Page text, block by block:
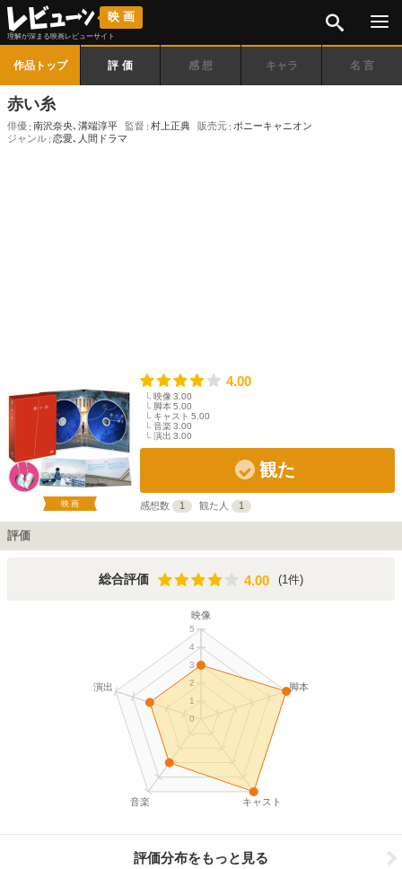
映画
理解が深まる映画レビューサイト
作品トップ 評価 感想 キャラ 名言
赤い糸
俳優 南沢奈央､ 溝端淳平 監督 村上正典 販売元
ポニーキャニオン
ジャンル 恋愛､ 人間ドラマ
映画
4.00
映像 3.00
脚本5.00
キャスト 5.00
音楽3.00
演出 3.00
観た
感想数 1 観た人 1
評価
総合評価 4.00
4.00 (1件)
映像
脚本
キャスト
音楽
演出
0
1
2
3
4
5
評価分布をもっと見る